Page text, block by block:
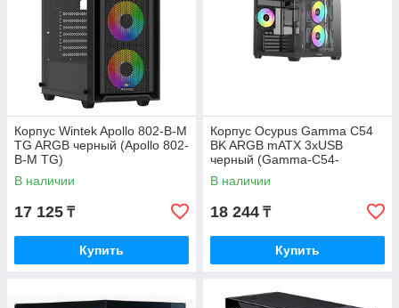
Корпус Wintek Apollo 802-B-M
TG ARGB черный (Apollo 802-
B-M TG)
В наличии
17 125 ₸
Купить
Корпус Ocypus Gamma C54
BK ARGB mATX 3xUSB
черный (Gamma-C54-
BKD300XX-GL)
В наличии
18 244 ₸
Купить